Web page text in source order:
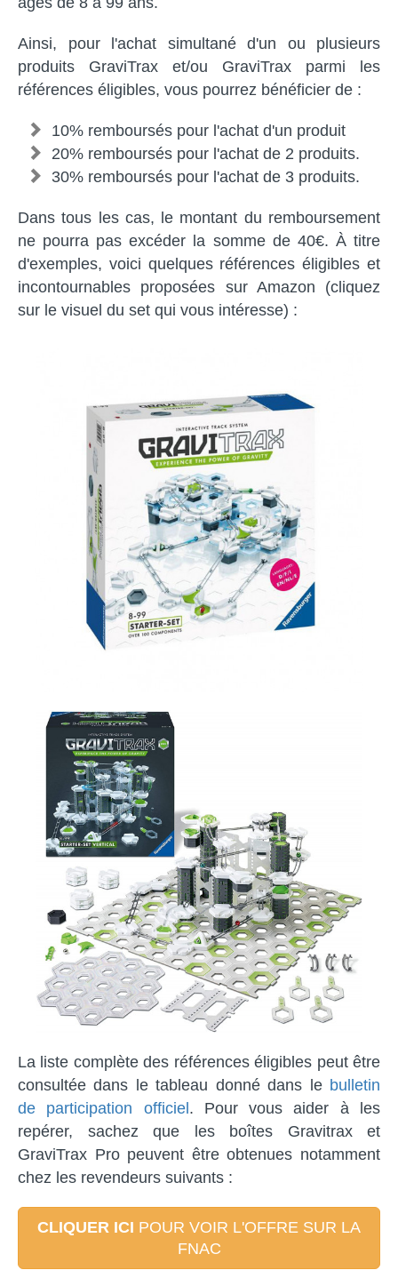
Ainsi, pour l'achat simultané d'un ou plusieurs
produits GraviTrax et/ou GraviTrax parmi les
références éligibles, vous pourrez bénéficier de :
10% remboursés pour l'achat d'un produit
20% remboursés pour l'achat de 2 produits.
30% remboursés pour l'achat de 3 produits.
Dans tous les cas, le montant du remboursement
ne pourra pas excéder la somme de 40€. À titre
d'exemples, voici quelques références éligibles et
incontournables proposées sur Amazon (cliquez
sur le visuel du set qui vous intéresse) :
La liste complète des références éligibles peut être
consultée dans le tableau donné dans le bulletin
de participation officiel . Pour vous aider à les
repérer, sachez que les boîtes Gravitrax et
GraviTrax Pro peuvent être obtenues notamment
chez les revendeurs suivants :
CLIQUER ICI POUR VOIR L'OFFRE SUR LA
FNAC